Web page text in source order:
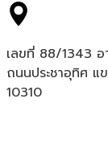
เลขที่ 88/1343
ถนนประชาอุทิศ แ
10310